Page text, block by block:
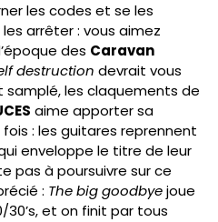
les codes et se les
arrêter : vous aimez
des Caravan
destruction devrait vous
samplé, les claquements de
aime apporter sa
: les guitares reprennent
enveloppe le titre de leur
pas à poursuivre sur ce
: The big goodbyejoue
et on finit par tous